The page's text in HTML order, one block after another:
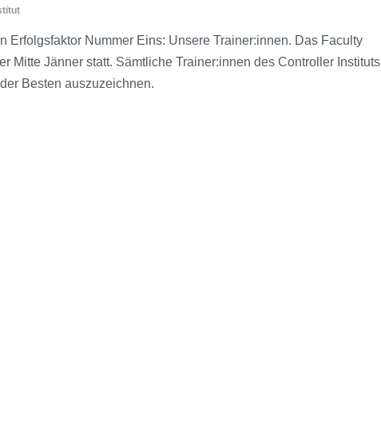
Erfolgsfaktor Nummer Eins: Unsere Trainer:innen. Das Faculty
Mitte Jänner statt. Sämtliche Trainer:innen des Controller Instituts
Besten auszuzeichnen.